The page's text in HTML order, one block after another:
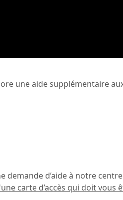
une aide supplémentaire
demande d’aide à notre
carte d’accès qui doit vous